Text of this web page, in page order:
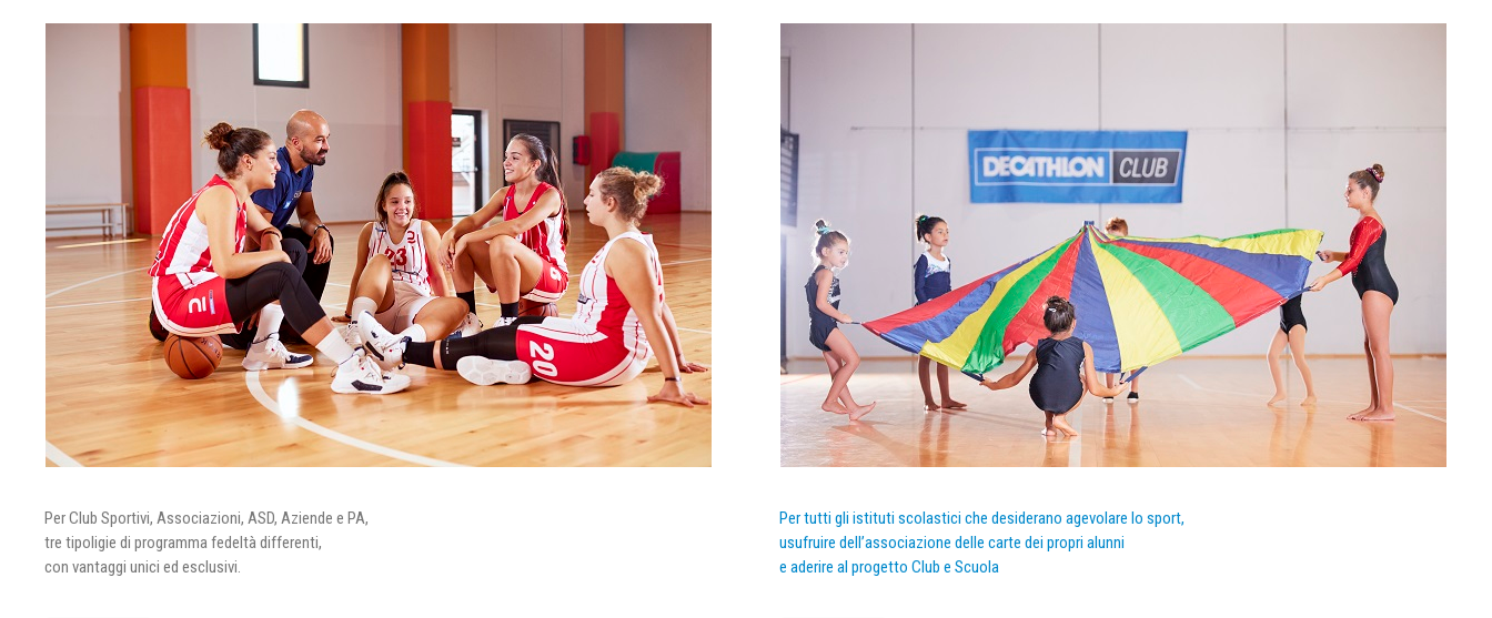
Per Club Sportivi, Associazioni, ASD, Aziende e PA,
tre tipoligie di programma fedeltà differenti,
con vantaggi unici ed esclusivi.
Per tutti gli istituti scolastici che desiderano agevolare lo sport,
usufruire dell’associazione delle carte dei propri alunni
e aderire al progetto Club e Scuola